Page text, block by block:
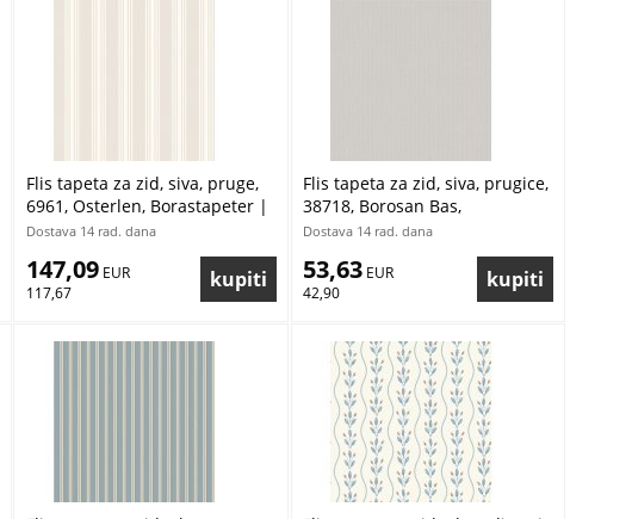
Flis tapeta za zid, siva, pruge,
6961, Osterlen, Borastapeter |
Ljepilo Gratis
Dostava 14 rad. dana
147,09 EUR
117,67
Flis tapeta za zid, siva, prugice,
38718, Borosan Bas,
Borastapeter | Ljepilo Gratis
Dostava 14 rad. dana
53,63 EUR
42,90